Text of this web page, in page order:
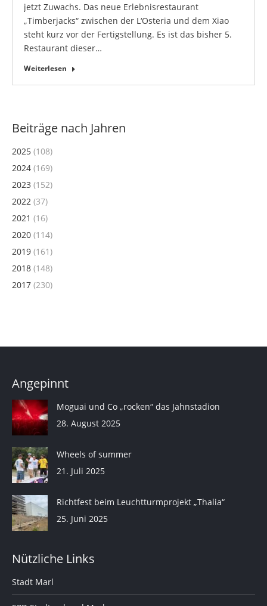
jetzt Zuwachs. Das neue Erlebnisrestaurant
„Timberjacks“ zwischen der L‘Osteria und dem Xiao
steht kurz vor der Fertigstellung. Es ist das bisher 5.
Restaurant dieser…
Weiterlesen
Beiträge nach Jahren
2025 (108)
2024 (169)
2023 (152)
2022 (37)
2021 (16)
2020 (114)
2019 (161)
2018 (148)
2017 (230)
Angepinnt
Moguai und Co „rocken“ das Jahnstadion
28. August 2025
Wheels of summer
21. Juli 2025
Richtfest beim Leuchtturmprojekt „Thalia“
25. Juni 2025
Nützliche Links
Stadt Marl